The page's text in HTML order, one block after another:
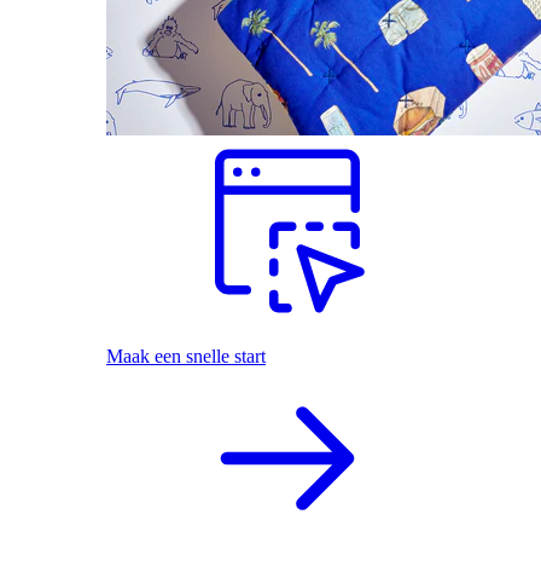
Maak een snelle start